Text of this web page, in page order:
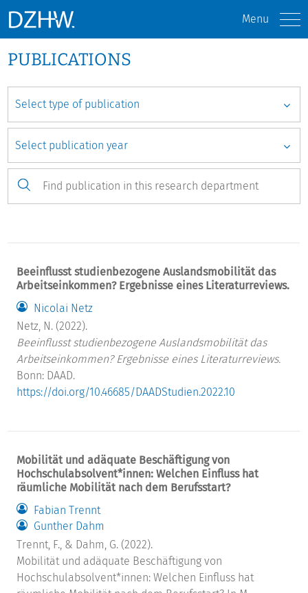
Menu
PUBLICATIONS
Beeinflusst studienbezogene Auslandsmobilität das
Arbeitseinkommen? Ergebnisse eines Literaturreviews.
Nicolai Netz
Netz, N. (2022).
Beeinflusst studienbezogene Auslandsmobilität das
Arbeitseinkommen? Ergebnisse eines Literaturreviews.
Bonn: DAAD.
https://doi.org/10.46685/DAADStudien.2022.10
Mobilität und adäquate Beschäftigung von
Hochschulabsolvent*innen: Welchen Einfluss hat
räumliche Mobilität nach dem Berufsstart?
Fabian Trennt
Gunther Dahm
Trennt, F., & Dahm, G. (2022).
Mobilität und adäquate Beschäftigung von
Hochschulabsolvent*innen: Welchen Einfluss hat